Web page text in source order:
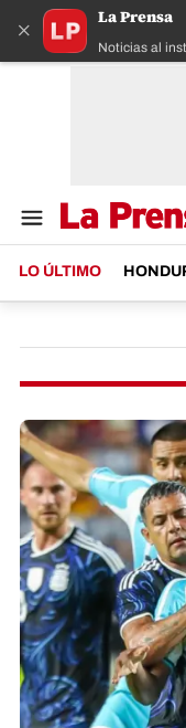
×
La Prensa
Noticias al
LO ÚLTIMO